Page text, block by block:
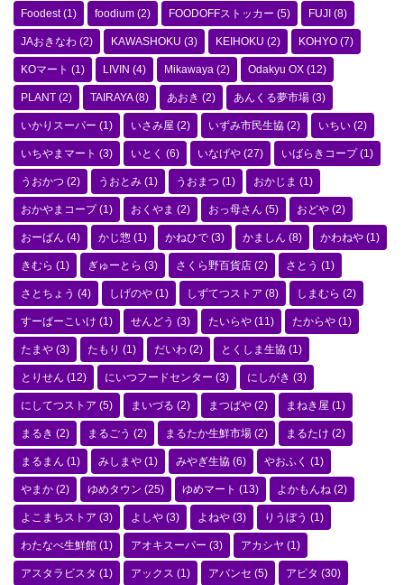
Foodest(1) foodium (2) FOODOFFストッカー (5) FUJI (8)
JAおきなわ (2) KAWASHOKU (3) KEIHOKU (2) KOHYO (7)
KOマート (1) LIVIN (4) Mikawaya (2) Odakyu OX (12)
PLANT (2) TAIRAYA(8) あおき (2) あんくる夢市場 (3)
いかりスーパー (1) いさみ屋 (2) いずみ市民生協 (2) いちい (2)
いちやまマート (3) いとく (6) いなげや (27) いばらきコープ(1)
うおかつ (2) うおとみ (1) うおまつ (1) おかじま (1)
おかやまコープ(1) おくやま (2) おっ母さん (5) おどや (2)
おーばん (4) かじ惣 (1) かねひで (3) かましん (8) かわねや (1)
きむら (1) ぎゅーとら (3) さくら野百貨店 (2) さとう (1)
さとちょう (4) しげのや (1) しずてつストア (8) しまむら (2)
すーぱーこいけ (1) せんどう (3) たいらや (11) たからや (1)
たまや (3) たもり (1) だいわ (2) とくしま生協 (1)
とりせん (12) にいつフードセンター (3) にしがき (3)
にしてつストア (5) まいづる (2) まつばや (2) まねき屋 (1)
まるき (2) まるごう (2) まるたか生鮮市場 (2) まるたけ (2)
まるまん (1) みしまや (1) みやぎ生協 (6) やおふく (1)
やまか (2) ゆめタウン (25) ゆめマート (13) よかもんね (2)
よこまちストア (3) よしや (3) よねや (3) りうぼう (1)
わたなべ生鮮館 (1) アオキスーパー (3) アカシヤ (1)
アスタラビスタ (1) アックス (1) アバンセ (5) アピタ (30)